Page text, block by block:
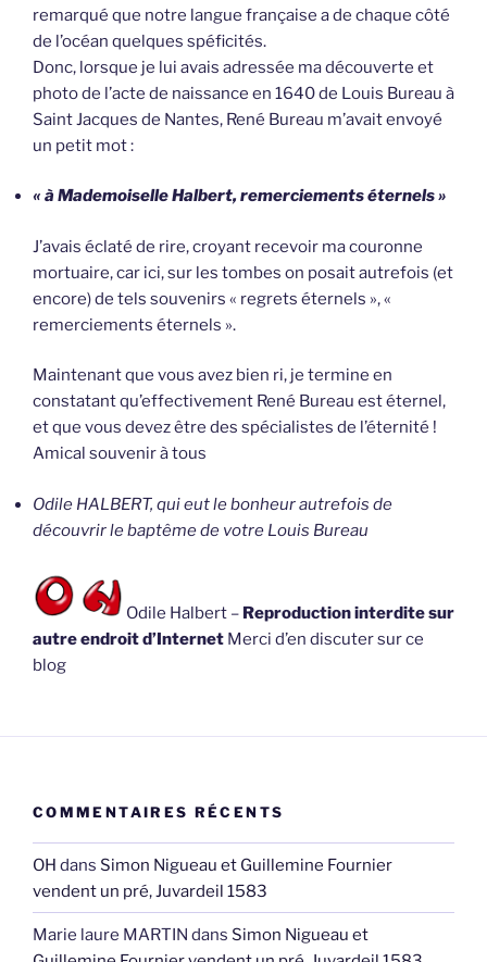
remarqué que notre langue française a de chaque côté
de l’océan quelques spéficités.
Donc, lorsque je lui avais adressée ma découverte et
photo de l’acte de naissance en 1640 de Louis Bureau à
Saint Jacques de Nantes, René Bureau m’avait envoyé
un petit mot :
« à Mademoiselle Halbert, remerciements éternels »
J’avais éclaté de rire, croyant recevoir ma couronne
mortuaire, car ici, sur les tombes on posait autrefois (et
encore) de tels souvenirs « regrets éternels », «
remerciements éternels ».
Maintenant que vous avez bien ri, je termine en
constatant qu’effectivement René Bureau est éternel,
et que vous devez être des spécialistes de l’éternité !
Amical souvenir à tous
Odile HALBERT, qui eut le bonheur autrefois de
découvrir le baptême de votre Louis Bureau
Odile Halbert – Reproduction interdite sur
autre endroit d’Internet Merci d’en discuter sur ce
blog
COMMENTAIRES RÉCENTS
OH dans Simon Nigueau et Guillemine Fournier
vendent un pré, Juvardeil 1583
Marie laure MARTIN dans Simon Nigueau et